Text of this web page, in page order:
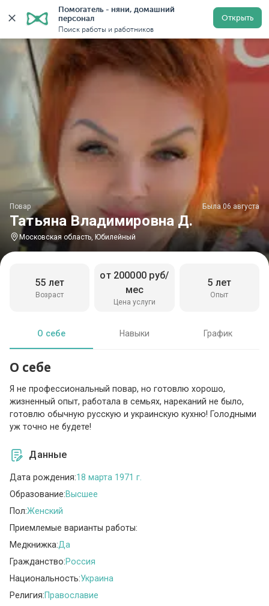
Помогатель - няни, домашний
персонал
Поиск работы и работников
Открыть
Главная Повара Повара в Московской области
Татьяна Владимировна Д.
Повар Была 06 августа
Московская область, Юбилейный
Возраст
55 лет
Цена услуги
от 200000 руб/
мес
Опыт
5 лет
О себе Навыки График
О себе
Я не профессиональный повар, но готовлю хорошо,
жизненный опыт, работала в семьях, нареканий не было,
готовлю обычную русскую и украинскую кухню! Голодными
уж точно не будете!
Данные
Дата рождения:18 марта 1971 г.
Образование:Высшее
Пол:Женский
Приемлемые варианты работы:
Медкнижка:Да
Гражданство:Россия
Национальность:Украина
Религия:Православие